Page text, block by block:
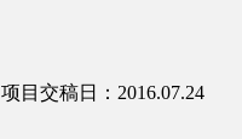
项目交稿日：2016.07.24